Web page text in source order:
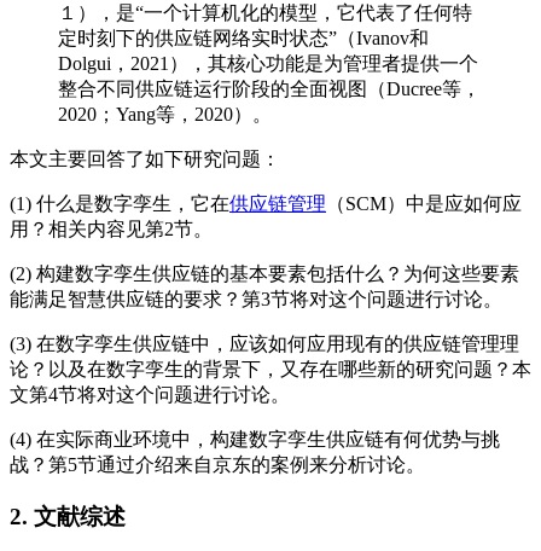
１），是“一个计算机化的模型，它代表了任何特
定时刻下的供应链网络实时状态”（Ivanov和
Dolgui，2021），其核心功能是为管理者提供一个
整合不同供应链运行阶段的全面视图（Ducree等，
2020；Yang等，2020）。
本文主要回答了如下研究问题：
(1) 什么是数字孪生，它在供应链管理 （SCM）中是应如何应
用？相关内容见第2节。
(2) 构建数字孪生供应链的基本要素包括什么？为何这些要素
能满足智慧供应链的要求？第3节将对这个问题进行讨论。
(3) 在数字孪生供应链中，应该如何应用现有的供应链管理理
论？以及在数字孪生的背景下，又存在哪些新的研究问题？本
文第4节将对这个问题进行讨论。
(4) 在实际商业环境中，构建数字孪生供应链有何优势与挑
战？第5节通过介绍来自京东的案例来分析讨论。
2. 文献综述